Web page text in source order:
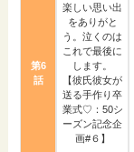
第6
話
楽しい思い出
をありがと
う。泣くのは
これで最後に
します。
【彼氏彼女が
送る手作り卒
業式♡：50シ
ーズン記念企
画#６】